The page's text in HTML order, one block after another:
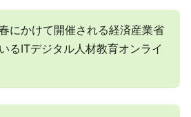
にかけて開催される経済産業省
るITデジタル人材教育オンライ